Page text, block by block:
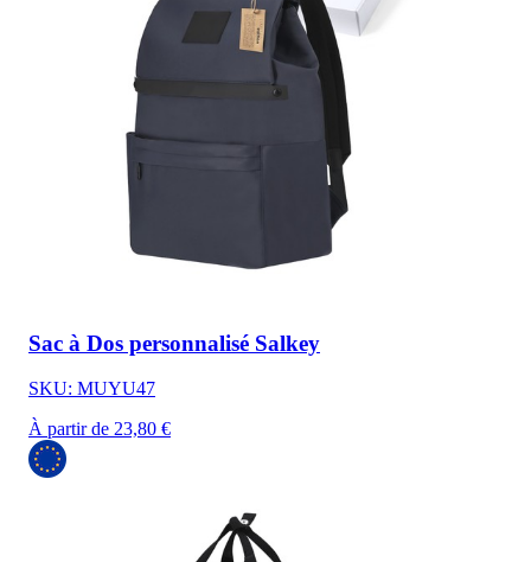
Sac à Dos personnalisé Salkey
SKU: MUYU47
À partir de 23,80 €